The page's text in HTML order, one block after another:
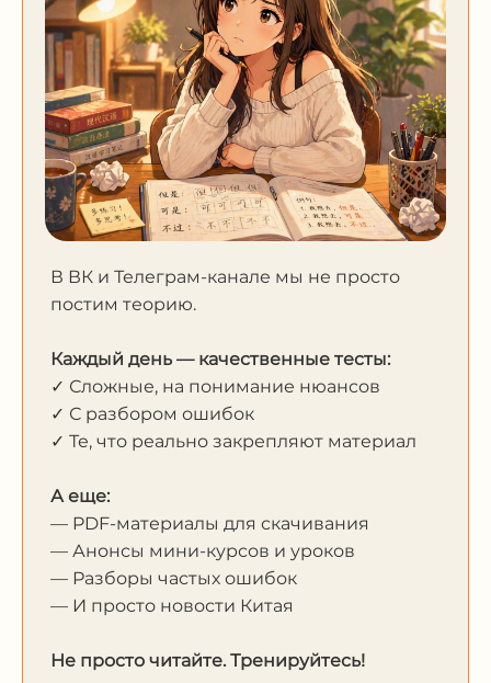
В ВК и Телеграм-канале мы не просто
постим теорию.
Каждый день — качественные тесты:
✓ Сложные, на понимание нюансов
✓ С разбором ошибок
✓ Те, что реально закрепляют материал
А еще:
— PDF-материалы для скачивания
— Анонсы мини-курсов и уроков
— Разборы частых ошибок
— И просто новости Китая
Не просто читайте. Тренируйтесь!